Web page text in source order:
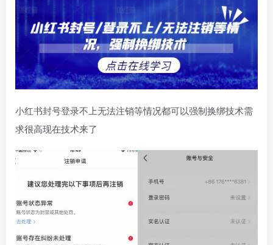
小红书封号登录不上无法注销等情况都可以强制换绑技术需
求很高现在技术来了